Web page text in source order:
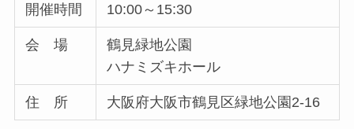
開催時間 10:00～15:30
会 場
鶴見緑地公園
ハナミズキホール
住 所 大阪府大阪市鶴見区緑地公園2-16